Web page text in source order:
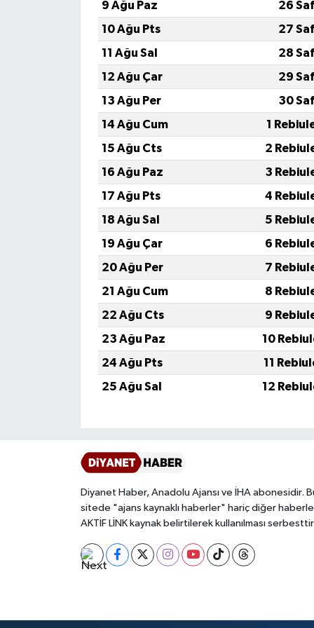
9 Ağu Paz
26
10 Ağu Pts
27
11 Ağu Sal
28
12 Ağu Çar
29
13 Ağu Per
30
14 Ağu Cum
1
15 Ağu Cts
2
16 Ağu Paz
3
17 Ağu Pts
4
18 Ağu Sal
5
19 Ağu Çar
6
20 Ağu Per
7
21 Ağu Cum
8
22 Ağu Cts
9
23 Ağu Paz
10
24 Ağu Pts
11
25 Ağu Sal
12
Diyanet Haber, Anadolu Ajansı ve İHA abonesidir.
sitede "ajans kaynaklı haberler" hariç diğer
AKTİF LİNK kaynak belirtilerek kullanılması
Diyarbakır Müftülüğü
Düzce Müftülüğü
Edirne Müftülüğü
Elazığ Müftülüğü
Erzincan Müftülüğü
Erzurum Müftülüğü
Eskişehir Müftülüğü
Gaziantep Müftülüğü
Giresun Müftülüğü
Gümüşhane Müftülüğü
Hakkari Müftülüğü
Isparta Müftülüğü
İstanbul Müftülüğü
İzmir Müftülüğü
İhtida Haberleri